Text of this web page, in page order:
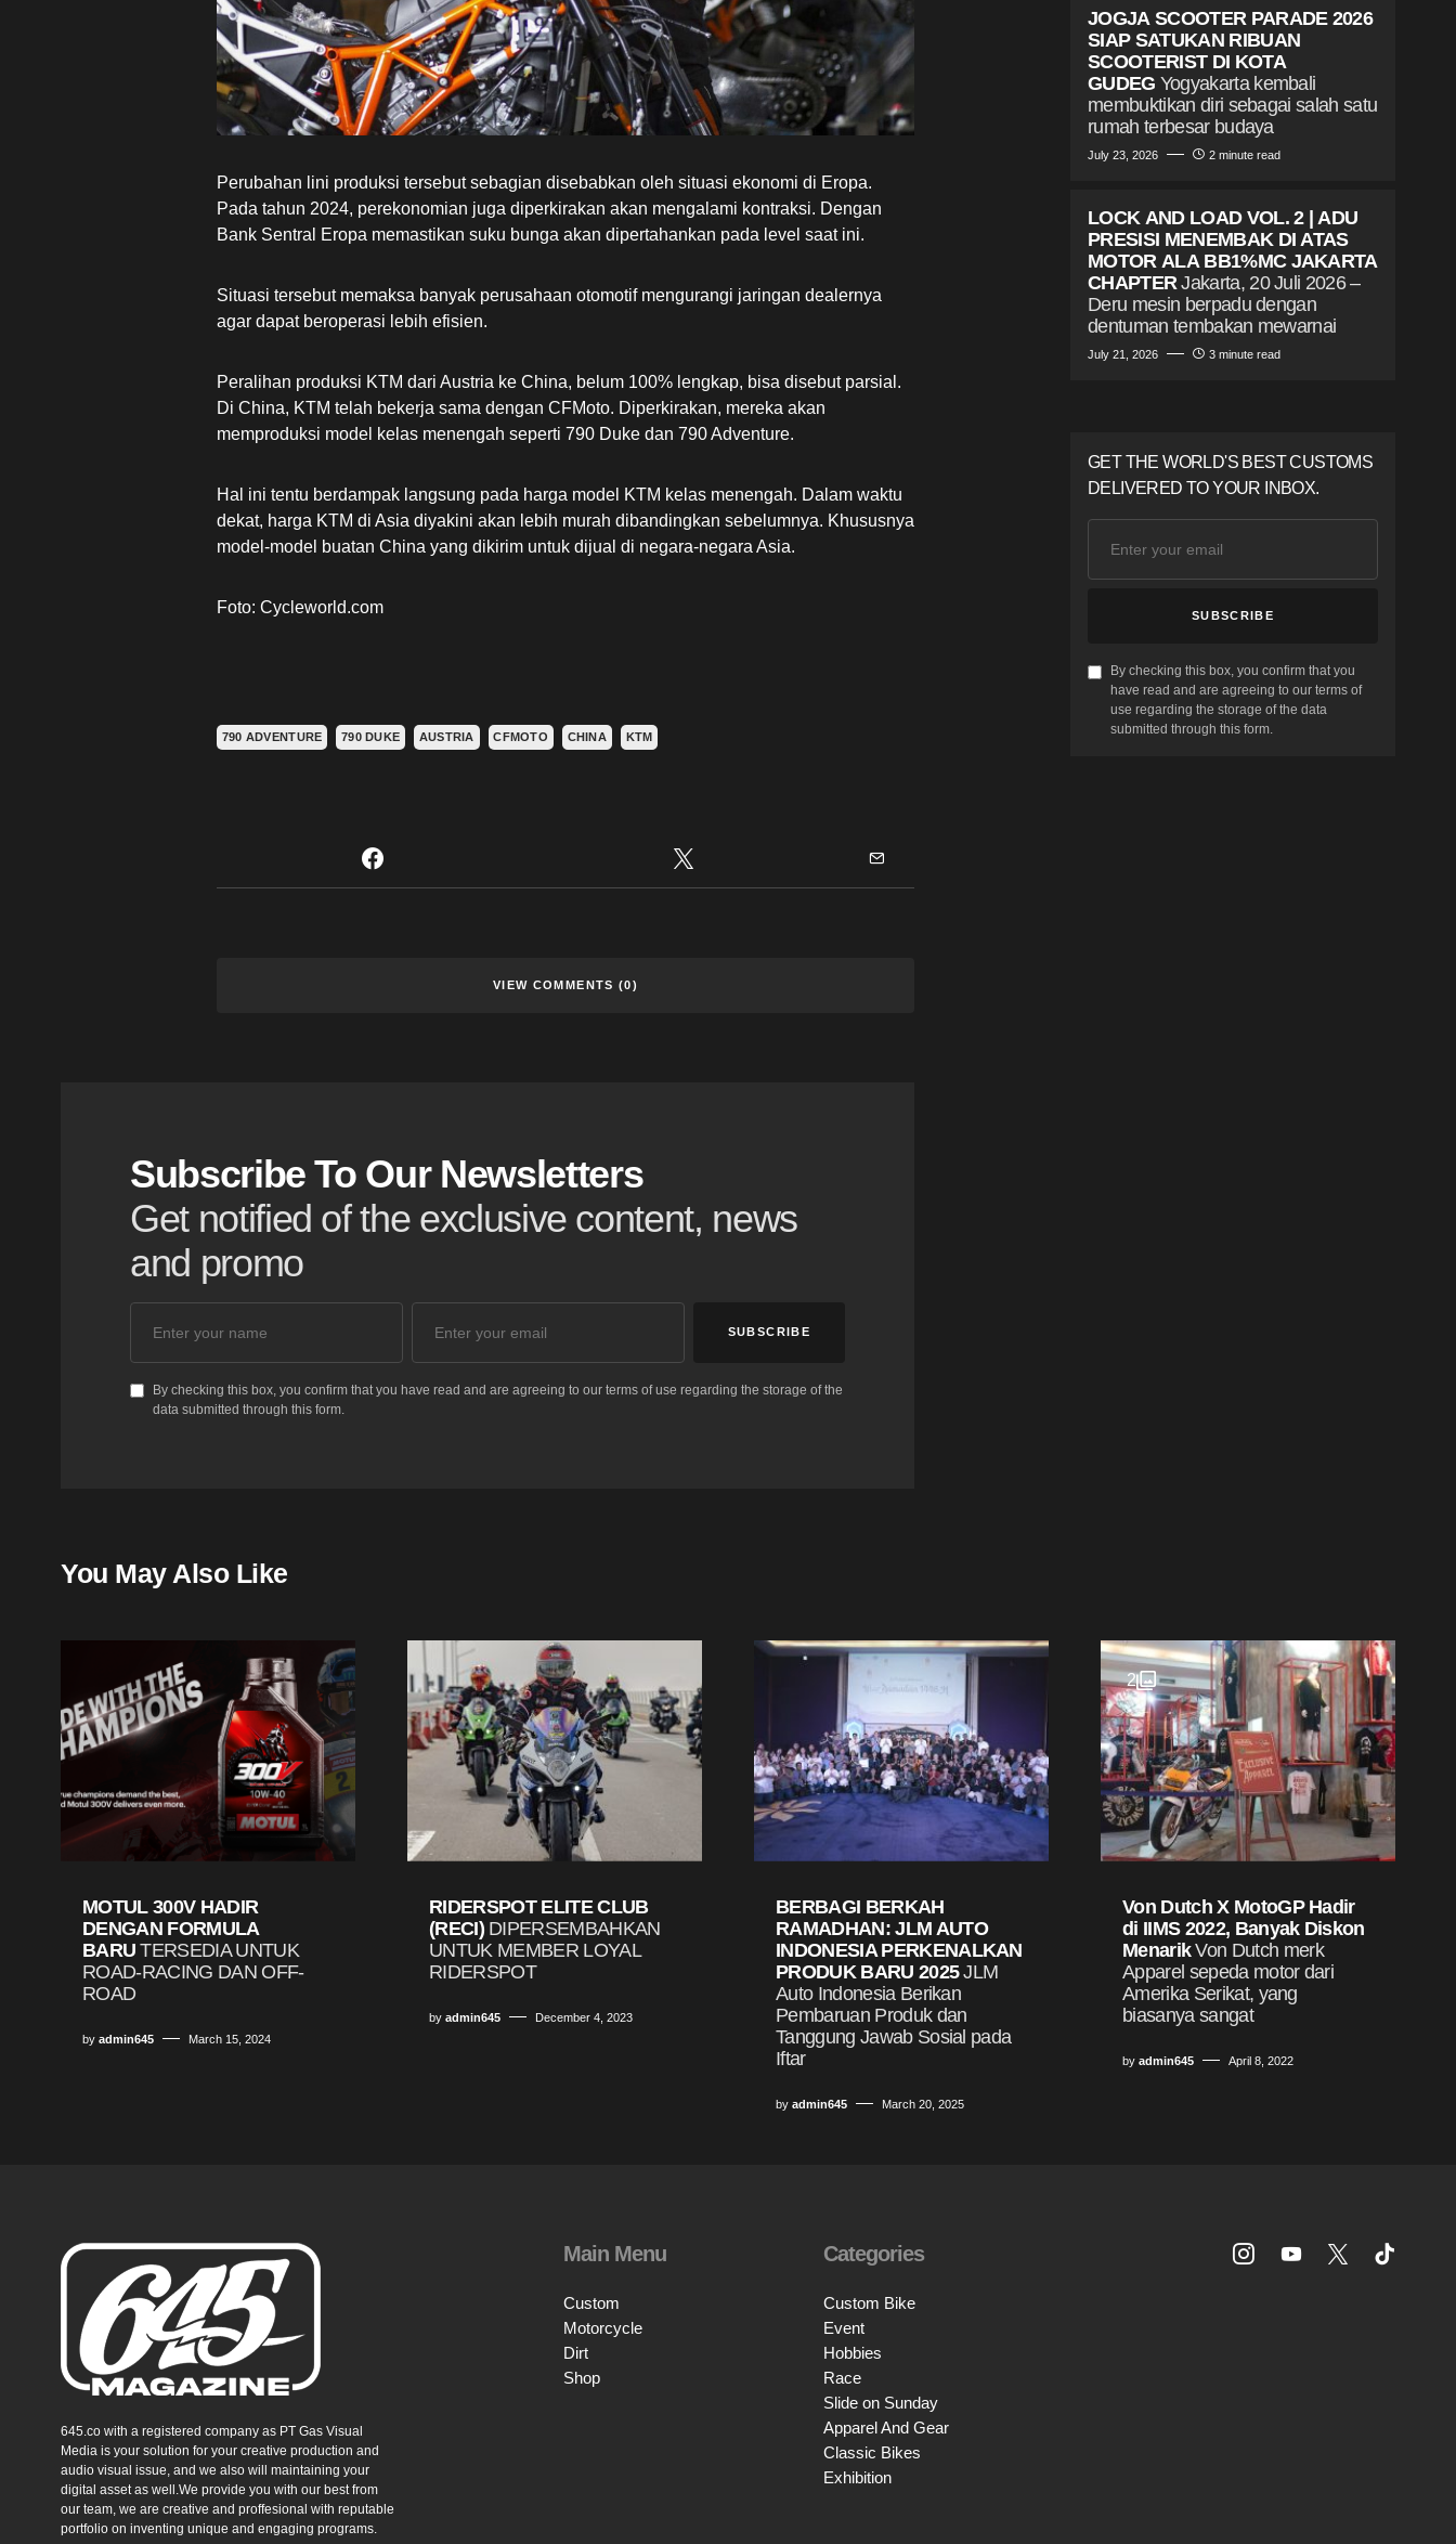
Perubahan lini produksi tersebut sebagian disebabkan oleh situasi ekonomi di Eropa.
Pada tahun 2024, perekonomian juga diperkirakan akan mengalami kontraksi. Dengan
Bank Sentral Eropa memastikan suku bunga akan dipertahankan pada level saat ini.
Situasi tersebut memaksa banyak perusahaan otomotif mengurangi jaringan dealernya
agar dapat beroperasi lebih efisien.
Peralihan produksi KTM dari Austria ke China, belum 100% lengkap, bisa disebut parsial.
Di China, KTM telah bekerja sama dengan CFMoto. Diperkirakan, mereka akan
memproduksi model kelas menengah seperti 790 Duke dan 790 Adventure.
Hal ini tentu berdampak langsung pada harga model KTM kelas menengah. Dalam waktu
dekat, harga KTM di Asia diyakini akan lebih murah dibandingkan sebelumnya. Khususnya
model-model buatan China yang dikirim untuk dijual di negara-negara Asia.
Foto: Cycleworld.com
790 ADVENTURE 790 DUKE AUSTRIA CFMOTO CHINA KTM
VIEW COMMENTS (0)
Subscribe To Our Newsletters
Get notified of the exclusive content, news
and promo
SUBSCRIBE
By checking this box, you confirm that you have read and are agreeing to our terms of use regarding the storage of the
data submitted through this form.
JOGJA SCOOTER PARADE 2026
SIAP SATUKAN RIBUAN
SCOOTERIST DI KOTA
GUDEG Yogyakarta kembali
membuktikan diri sebagai salah satu
rumah terbesar budaya
July 23, 2026 2 minute read
LOCK AND LOAD VOL. 2 | ADU
PRESISI MENEMBAK DI ATAS
MOTOR ALA BB1%MC JAKARTA
CHAPTER Jakarta, 20 Juli 2026 –
Deru mesin berpadu dengan
dentuman tembakan mewarnai
July 21, 2026 3 minute read
GET THE WORLD'S BEST CUSTOMS
DELIVERED TO YOUR INBOX.
SUBSCRIBE
By checking this box, you confirm that you
have read and are agreeing to our terms of
use regarding the storage of the data
submitted through this form.
You May Also Like
MOTUL 300V HADIR
DENGAN FORMULA
BARU TERSEDIA UNTUK
ROAD-RACING DAN OFF-
ROAD
by admin645 March 15, 2024
RIDERSPOT ELITE CLUB
(RECI) DIPERSEMBAHKAN
UNTUK MEMBER LOYAL
RIDERSPOT
by admin645 December 4, 2023
BERBAGI BERKAH
RAMADHAN: JLM AUTO
INDONESIA PERKENALKAN
PRODUK BARU 2025 JLM
Auto Indonesia Berikan
Pembaruan Produk dan
Tanggung Jawab Sosial pada
Iftar
by admin645 March 20, 2025
2
Von Dutch X MotoGP Hadir
di IIMS 2022, Banyak Diskon
Menarik Von Dutch merk
Apparel sepeda motor dari
Amerika Serikat, yang
biasanya sangat
by admin645 April 8, 2022
645.co with a registered company as PT Gas Visual
Media is your solution for your creative production and
audio visual issue, and we also will maintaining your
digital asset as well.We provide you with our best from
our team, we are creative and proffesional with reputable
portfolio on inventing unique and engaging programs.
Main Menu
Custom
Motorcycle
Dirt
Shop
Categories
Custom Bike
Event
Hobbies
Race
Slide on Sunday
Apparel And Gear
Classic Bikes
Exhibition